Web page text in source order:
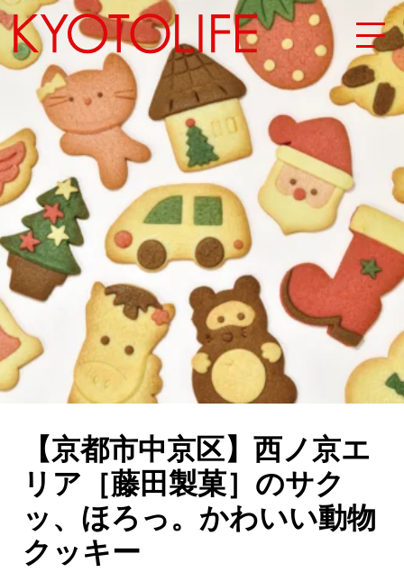
エリアから探す
地図から探す
カテゴリーから探す
SPECIAL
NEW OPEN
SERIES
CULTURE
ABOUT US
Instagram
チケットプレゼント応募
【京都市中京区】西ノ京エ
リア［藤田製菓］のサク
ッ、ほろっ。かわいい動物
クッキー